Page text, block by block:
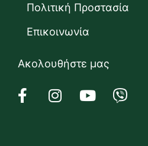
Πολιτική Προστασία
Επικοινωνία
Ακολουθήστε μας